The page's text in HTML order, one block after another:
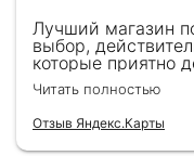
Лучший магазин
выбор,
которые приятно
здесь уже второй
всегда всё
консультантами
Однозначно
Читать полностью
Отзыв Яндекс.Карты